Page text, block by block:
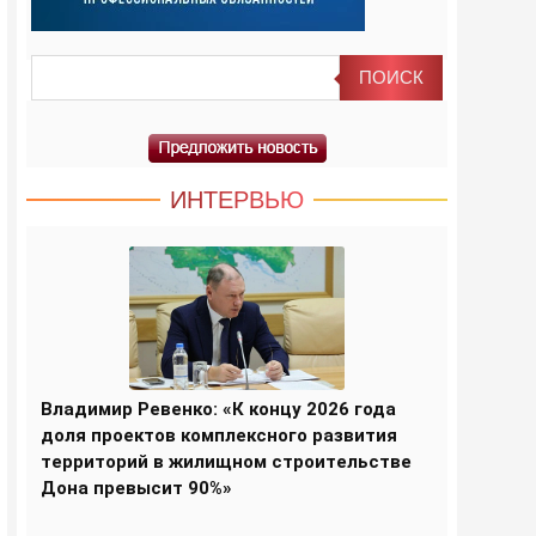
ИНТЕРВЬЮ
Владимир Ревенко: «К концу 2026 года
доля проектов комплексного развития
территорий в жилищном строительстве
Дона превысит 90%»